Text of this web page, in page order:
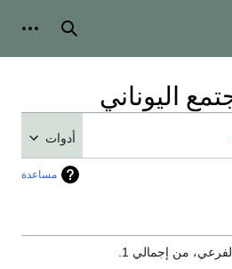
بحث
اليوناني
أدوات
مساعدة
من إجمالي 1.